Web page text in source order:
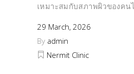
เหมาะสมกับสภาพผิวของค
29 March, 2026
By admin
Nermit Clinic